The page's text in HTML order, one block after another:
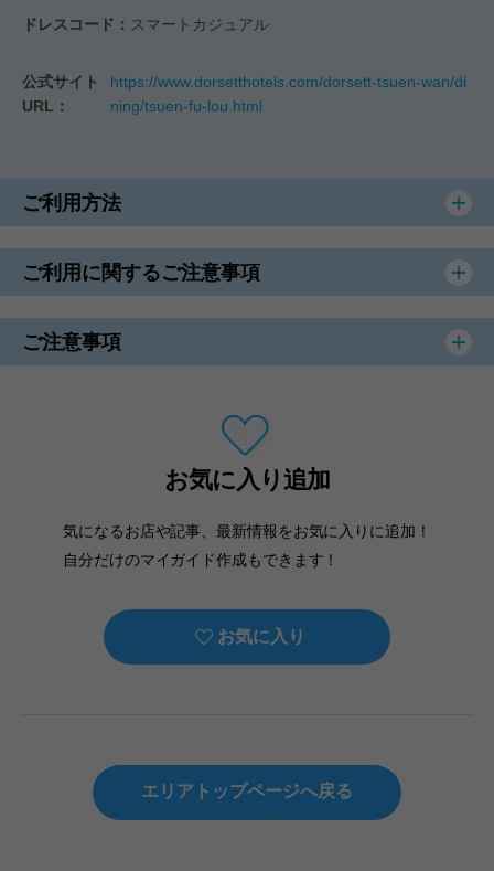
ドレスコード： スマートカジュアル
公式サイト
URL：
https://www.dorsetthotels.com/dorsett-tsuen-wan/di
ning/tsuen-fu-lou.html
ご利用方法
ご利用に関するご注意事項
ご注意事項
お気に入り追加
気になるお店や記事、最新情報をお気に入りに追加！
自分だけのマイガイド作成もできます！
お気に入り
エリアトップページへ戻る